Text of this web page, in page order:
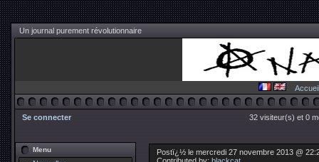
Un journal purement révolutionnaire
Accueil
Se connecter 32 visiteur(s) et 0
Menu
Postï¿½ le mercredi 27 novembre 2013 @